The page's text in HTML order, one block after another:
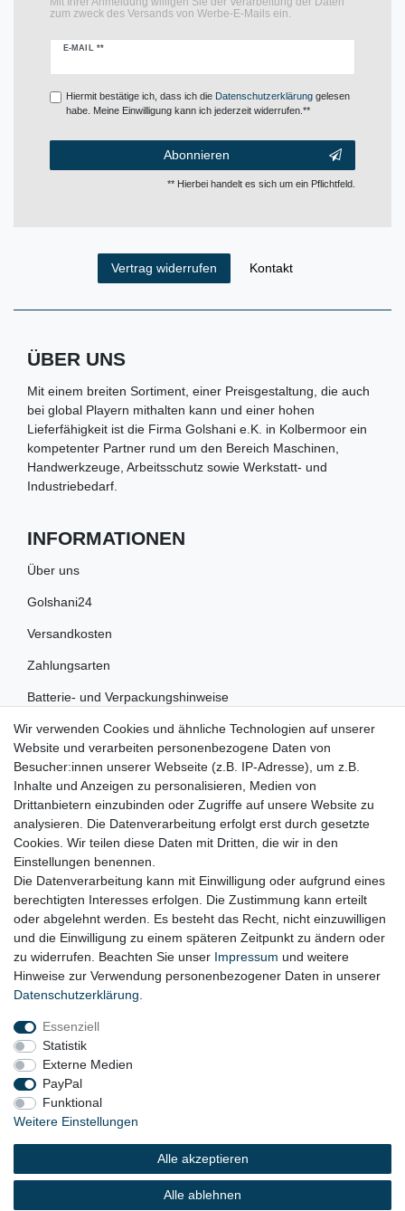
zum zweck des Versands von Werbe-E-Mails ein.
E-MAIL **
Newsletter
Hiermit bestätige ich, dass ich die Daten­schutz­erklärunggelesen
habe. Meine Einwilligung kann ich jederzeit widerrufen.**
Abonnieren
** Hierbei handelt es sich um ein Pflichtfeld.
Vertrag widerrufen Kontakt
ÜBER UNS
Mit einem breiten Sortiment, einer Preisgestaltung, die auch
bei global Playern mithalten kann und einer hohen
Lieferfähigkeit ist die Firma Golshani e.K. in Kolbermoor ein
kompetenter Partner rund um den Bereich Maschinen,
Handwerkzeuge, Arbeitsschutz sowie Werkstatt- und
Industriebedarf.
INFORMATIONEN
Über uns
Golshani24
Versandkosten
Zahlungsarten
Batterie- und Verpackungshinweise
RECHTLICHES
Impressum
Datenschutz
Widerrufsrecht
AGB
Widerrufsformular
KONTAKT
Tel.: 08031-23444-0
info@werkzeugfundgrube.de
© 2023 Copyright:Werkzeugfundgrube.de - Marco
Golshani e.K.
Wir verwenden Cookies und ähnliche Technologien auf unserer
Website und verarbeiten personenbezogene Daten von
Besucher:innen unserer Webseite (z.B. IP-Adresse), um z.B.
Inhalte und Anzeigen zu personalisieren, Medien von
Drittanbietern einzubinden oder Zugriffe auf unsere Website zu
analysieren. Die Datenverarbeitung erfolgt erst durch gesetzte
Cookies. Wir teilen diese Daten mit Dritten, die wir in den
Einstellungen benennen.
Die Datenverarbeitung kann mit Einwilligung oder aufgrund eines
berechtigten Interesses erfolgen. Die Zustimmung kann erteilt
oder abgelehnt werden. Es besteht das Recht, nicht einzuwilligen
und die Einwilligung zu einem späteren Zeitpunkt zu ändern oder
zu widerrufen. Beachten Sie unser Impressum und weitere
Hinweise zur Verwendung personenbezogener Daten in unserer
Daten­schutz­erklärung
Essenziell
Statistik
Externe Medien
PayPal
Funktional
Weitere Einstellungen
Alle akzeptieren
Alle ablehnen